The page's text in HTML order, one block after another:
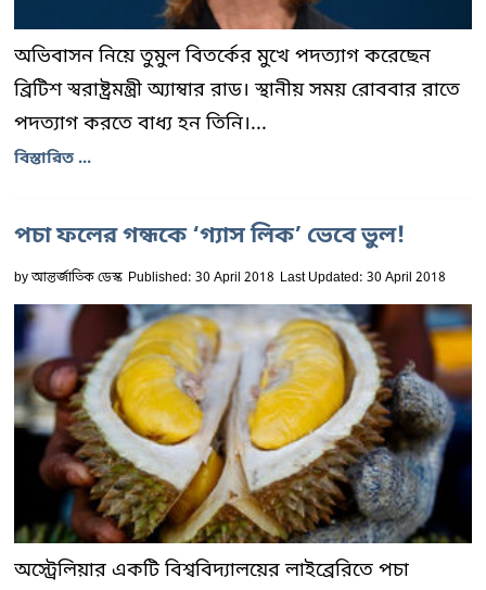
অভিবাসন নিয়ে তুমুল বিতর্কের মুখে পদত্যাগ করেছেন
ব্রিটিশ স্বরাষ্ট্রমন্ত্রী অ্যাম্বার রাড। স্থানীয় সময় রোববার রাতে
পদত্যাগ করতে বাধ্য হন তিনি।...
বিস্তারিত ...
পচা ফলের গন্ধকে ‘গ্যাস লিক’ ভেবে ভুল!
byআন্তর্জাতিক ডেস্ক Published: 30 April 2018 Last Updated: 30 April 2018
অস্ট্রেলিয়ার একটি বিশ্ববিদ্যালয়ের লাইব্রেরিতে পচা